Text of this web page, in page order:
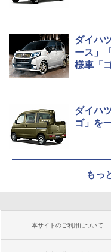
ダイハ
ース」
様車「
ダイハ
ゴ」を
もっ
本サイトのご利用について